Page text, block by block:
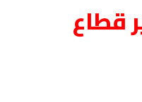
قطاع